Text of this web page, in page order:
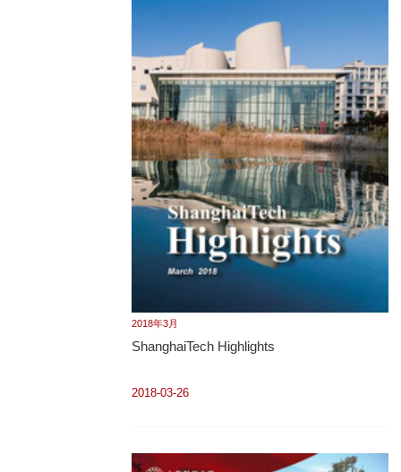
2018年3月
ShanghaiTech Highlights
2018-03-26